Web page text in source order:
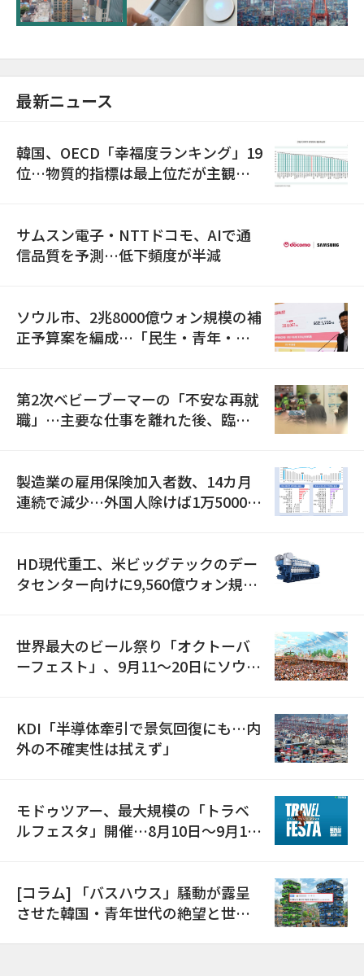
最新ニュース
韓国、OECD「幸福度ランキング」19
位…物質的指標は最上位だが主観的
サムスン電子・NTTドコモ、AIで通
信品質を予測…低下頻度が半減
ソウル市、2兆8000億ウォン規模の補
正予算案を編成…「民生・青年・安
第2次ベビーブーマーの「不安な再就
職」…主要な仕事を離れた後、臨時
製造業の雇用保険加入者数、14カ月
連続で減少…外国人除けば1万5000人
HD現代重工、米ビッグテックのデー
タセンター向けに9,560億ウォン規模
世界最大のビール祭り「オクトーバ
ーフェスト」、9月11〜20日にソウル
KDI「半導体牽引で景気回復にも…内
外の不確実性は拭えず」
モドゥツアー、最大規模の「トラベ
ルフェスタ」開催…8月10日～9月11
[コラム] 「バスハウス」騒動が露呈
させた韓国・青年世代の絶望と世代